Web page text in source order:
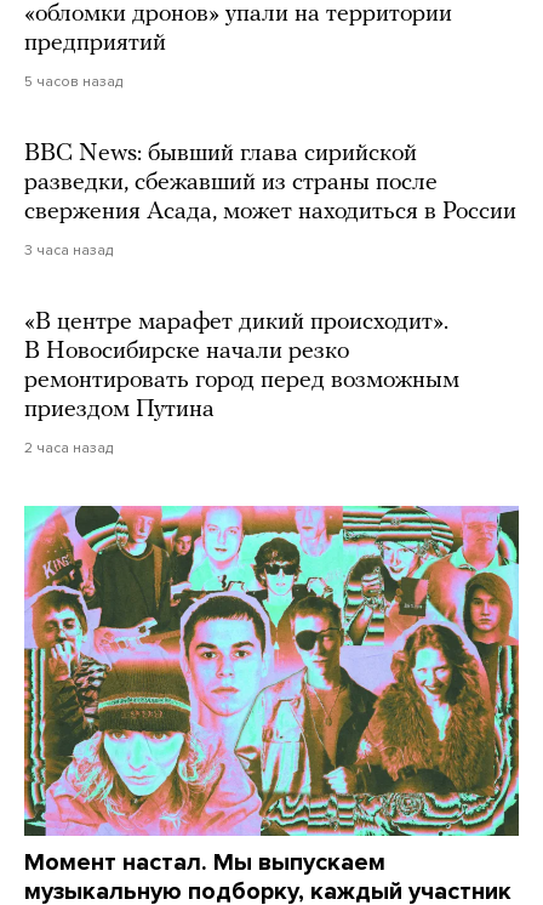
«обломки дронов» упали на территории
предприятий
5 часов назад
BBC News: бывший глава сирийской
разведки, сбежавший из страны после
свержения Асада, может находиться в России
3 часа назад
«В центре марафет дикий происходит».
В Новосибирске начали резко
ремонтировать город перед возможным
приездом Путина
2 часа назад
Момент настал. Мы выпускаем
музыкальную подборку, каждый участник